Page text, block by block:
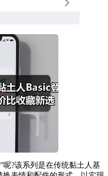
?该系列是在传统黏土人基